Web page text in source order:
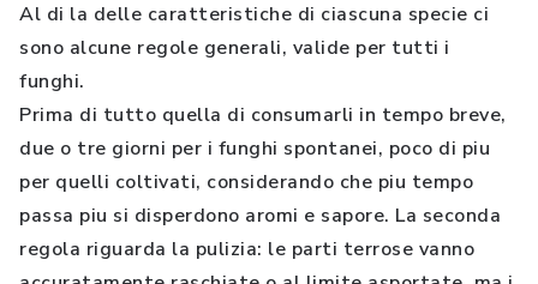
Al di la delle caratteristiche di ciascuna specie ci
sono alcune regole generali, valide per tutti i
funghi.
Prima di tutto quella di consumarli in tempo breve,
due o tre giorni per i funghi spontanei, poco di piu
per quelli coltivati, considerando che piu tempo
passa piu si disperdono aromi e sapore. La seconda
regola riguarda la pulizia: le parti terrose vanno